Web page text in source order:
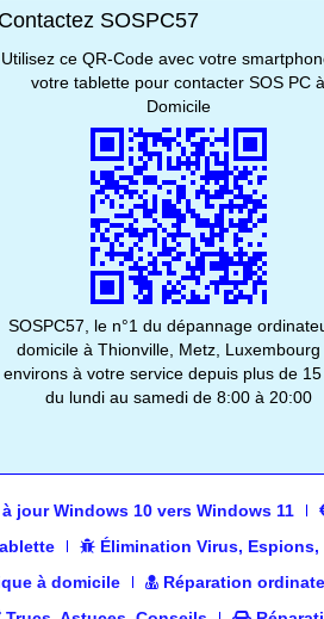
Contactez SOSPC57
Utilisez ce QR-Code avec votre
votre tablette pour contacter SOS PC à
Domicile
SOSPC57, le n°1 du dépannage
domicile à Thionville, Metz, Luxembourg
environs à votre service depuis plus de
du lundi au samedi de 8:00 à 20:00
à jour Windows 10 vers Windows 11
Élimination Virus, Espions,
à domicile
Réparation